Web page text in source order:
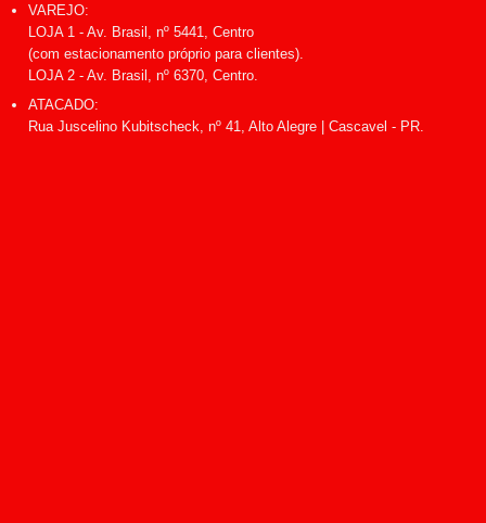
VAREJO:
LOJA 1 - Av. Brasil, nº 5441, Centro
(com estacionamento próprio para clientes).
LOJA 2 - Av. Brasil, nº 6370, Centro.
ATACADO:
Rua Juscelino Kubitscheck, nº 41, Alto Alegre | Cascavel - PR.